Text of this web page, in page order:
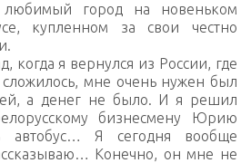
любимый город на новеньком
купленном за свои честно
когда я вернулся из России, где
мне очень нужен был
а денег не было. И я решил
бизнесмену Юрию
автобус… Я сегодня вообще
Конечно, он мне не